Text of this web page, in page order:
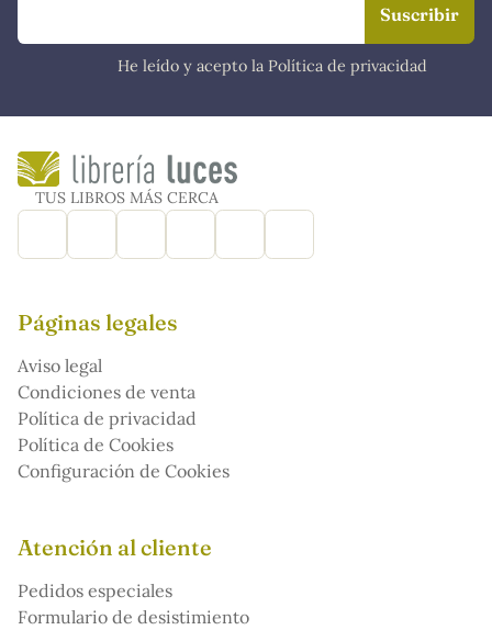
He leído y acepto la Política de privacidad
TUS LIBROS MÁS CERCA
Páginas legales
Aviso legal
Condiciones de venta
Política de privacidad
Política de Cookies
Configuración de Cookies
Atención al cliente
Pedidos especiales
Formulario de desistimiento